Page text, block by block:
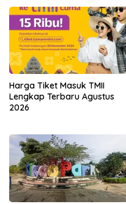
Harga Tiket Masuk TMII
Lengkap Terbaru Agustus
2026